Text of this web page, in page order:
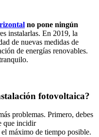
no pone ningún
instalarlas. En 2019, la
de nuevas medidas de
de energías renovables.
fotovoltaica?
problemas. Primero, debes
que incidir
máximo de tiempo posible.